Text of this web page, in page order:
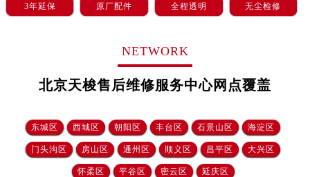
3年延保 原厂配件 全程透明 无尘检修
NETWORK
北京天梭售后维修服务中心网点覆盖
东城区 西城区 朝阳区 丰台区 石景山区 海淀区
门头沟区 房山区 通州区 顺义区 昌平区 大兴区
怀柔区 平谷区 密云区 延庆区